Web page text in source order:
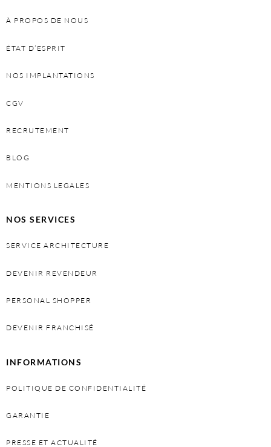
À PROPOS DE NOUS
ÉTAT D’ESPRIT
NOS IMPLANTATIONS
CGV
RECRUTEMENT
BLOG
MENTIONS LEGALES
NOS SERVICES
SERVICE ARCHITECTURE
DEVENIR REVENDEUR
PERSONAL SHOPPER
DEVENIR FRANCHISÉ
INFORMATIONS
POLITIQUE DE CONFIDENTIALITÉ
GARANTIE
PRESSE ET ACTUALITÉ